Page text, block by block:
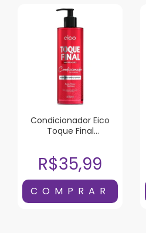
Condicionador Eico
Toque Final
R$35,99